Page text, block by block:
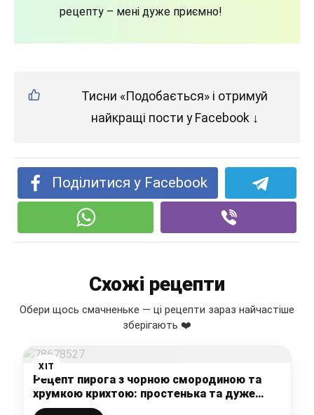
рецепту – мені дуже приємно!
Тисни «Подобається» і отримуй
найкращі пости у Facebook ↓
Поділитися у Facebook
Схожі рецепти
Обери щось смачненьке — ці рецепти зараз найчастіше
зберігають ❤️
ХІТ
Рецепт пирога з чорною смородиною та
хрумкою крихтою: простенька та дуже
смачна випічка до чаю